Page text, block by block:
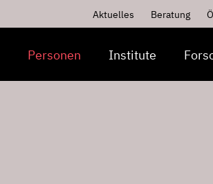
Aktuelles Beratung
Personen Institute